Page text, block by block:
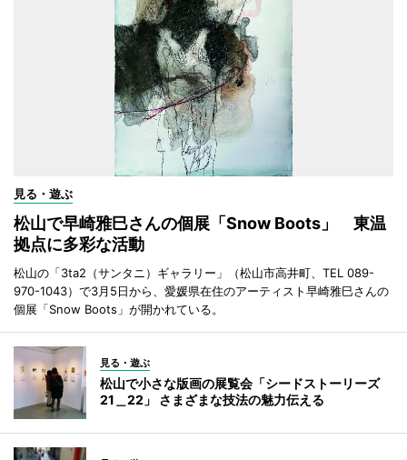
見る・遊ぶ
松山で早崎雅巳さんの個展「Snow Boots」 東温
拠点に多彩な活動
松山の「3ta2（サンタニ）ギャラリー」（松山市高井町、TEL 089-
970-1043）で3月5日から、愛媛県在住のアーティスト早崎雅巳さんの
個展「Snow Boots」が開かれている。
見る・遊ぶ
松山で小さな版画の展覧会「シードストーリーズ
21＿22」 さまざまな技法の魅力伝える